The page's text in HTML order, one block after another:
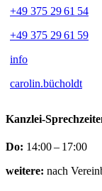
+49 375 29 61 54
+49 375 29 61 59
info
carolin.bücholdt
Kanzlei-
Do: 14:00 – 17:00
weitere: nach